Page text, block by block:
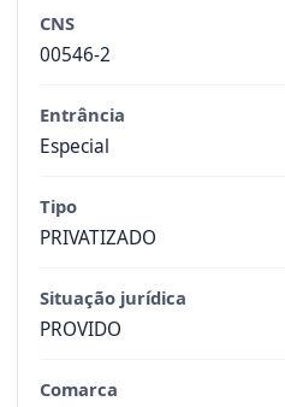
CNS
00546-2
Entrância
Especial
Tipo
PRIVATIZADO
Situação jurídica
PROVIDO
Comarca